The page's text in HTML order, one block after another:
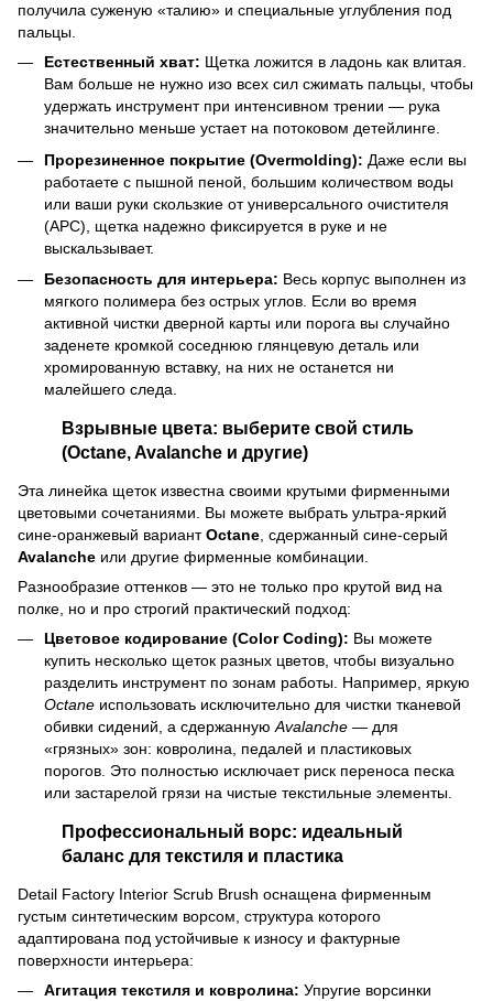
получила суженую «талию» и специальные углубления под
пальцы.
Естественный хват: Щетка ложится в ладонь как влитая.
Вам больше не нужно изо всех сил сжимать пальцы, чтобы
удержать инструмент при интенсивном трении — рука
значительно меньше устает на потоковом детейлинге.
Прорезиненное покрытие (Overmolding): Даже если вы
работаете с пышной пеной, большим количеством воды
или ваши руки скользкие от универсального очистителя
(APC), щетка надежно фиксируется в руке и не
выскальзывает.
Безопасность для интерьера: Весь корпус выполнен из
мягкого полимера без острых углов. Если во время
активной чистки дверной карты или порога вы случайно
заденете кромкой соседнюю глянцевую деталь или
хромированную вставку, на них не останется ни
малейшего следа.
Взрывные цвета: выберите свой стиль
(Octane, Avalanche и другие)
Эта линейка щеток известна своими крутыми фирменными
цветовыми сочетаниями. Вы можете выбрать ультра-яркий
сине-оранжевый вариантOctane , сдержанный сине-серый
Avalanche или другие фирменные комбинации.
Разнообразие оттенков — это не только про крутой вид на
полке, но и про строгий практический подход:
Цветовое кодирование (Color Coding): Вы можете
купить несколько щеток разных цветов, чтобы визуально
разделить инструмент по зонам работы. Например, яркую
Octane использовать исключительно для чистки тканевой
обивки сидений, а сдержанную Avalanche — для
«грязных» зон: ковролина, педалей и пластиковых
порогов. Это полностью исключает риск переноса песка
или застарелой грязи на чистые текстильные элементы.
Профессиональный ворс: идеальный
баланс для текстиля и пластика
Detail Factory Interior Scrub Brush оснащена фирменным
густым синтетическим ворсом, структура которого
адаптирована под устойчивые к износу и фактурные
поверхности интерьера:
Агитация текстиля и ковролина: Упругие ворсинки